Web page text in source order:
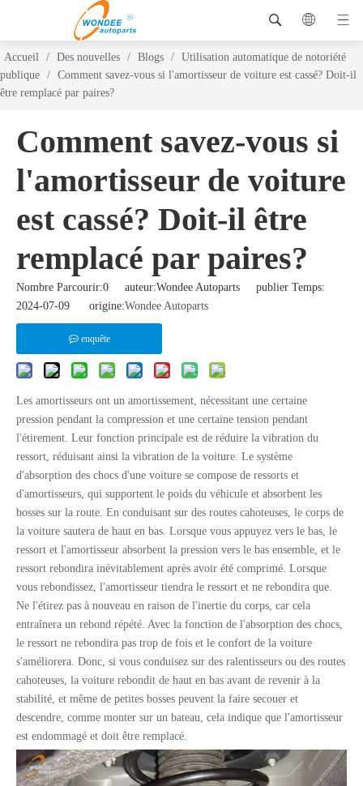
Accueil / Des nouvelles / Blogs / Utilisation automatique de notoriété
publique / Comment savez-vous si l'amortisseur de voiture est cassé? Doit-il
être remplacé par paires?
Comment savez-vous si
l'amortisseur de voiture
est cassé? Doit-il être
remplacé par paires?
Nombre Parcourir:0 auteur:Wondee Autoparts publier Temps:
2024-07-09 origine:Wondee Autoparts
enquête
Les amortisseurs ont un amortissement, nécessitant une certaine
pression pendant la compression et une certaine tension pendant
l'étirement. Leur fonction principale est de réduire la vibration du
ressort, réduisant ainsi la vibration de la voiture. Le système
d'absorption des chocs d'une voiture se compose de ressorts et
d'amortisseurs, qui supportent le poids du véhicule et absorbent les
bosses sur la route. En conduisant sur des routes cahoteuses, le corps de
la voiture sautera de haut en bas. Lorsque vous appuyez vers le bas, le
ressort et l'amortisseur absorbent la pression vers le bas ensemble, et le
ressort rebondira inévitablement après avoir été comprimé. Lorsque
vous rebondissez, l'amortisseur tiendra le ressort et ne rebondira que.
Ne l'étirez pas à nouveau en raison de l'inertie du corps, car cela
entraînera un rebond répété. Avec la fonction de l'absorption des chocs,
le ressort ne rebondira pas trop de fois et le confort de la voiture
s'améliorera. Donc, si vous conduisez sur des ralentisseurs ou des routes
cahoteuses, la voiture rebondit de haut en bas avant de revenir à la
stabilité, et même de petites bosses peuvent la faire secouer et
descendre, comme monter sur un bateau, cela indique que l'amortisseur
est endommagé et doit être remplacé.